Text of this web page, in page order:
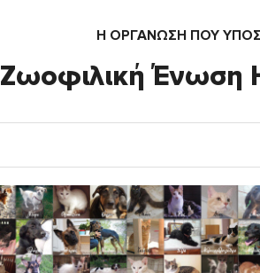
Η ΟΡΓΆΝΩΣΗ ΠΟΥ
Ζωοφιλική Ένωση